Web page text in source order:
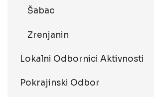
Šabac
Zrenjanin
Lokalni Odbornici Aktivnosti
Pokrajinski Odbor